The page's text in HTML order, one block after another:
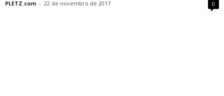
PLETZ.com - 22 de novembro de 2017 0